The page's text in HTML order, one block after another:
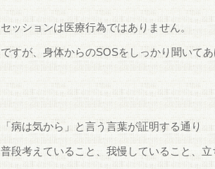
セッションは医療行為ではありません。
ですが、身体からのSOSをしっかり聞いて
「病は気から」と言う言葉が証明する通り
普段考えていること、我慢していること、立